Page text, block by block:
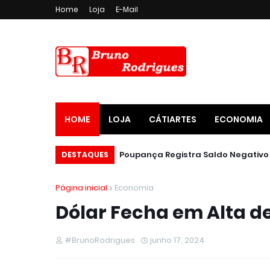
Home Loja E-Mail
HOME LOJA CÁTIARTES ECONOMIA
DESTAQUES
Página inicial Economia
Dólar Fecha em Alta
#BrunoRodrigues junho 17, 2024